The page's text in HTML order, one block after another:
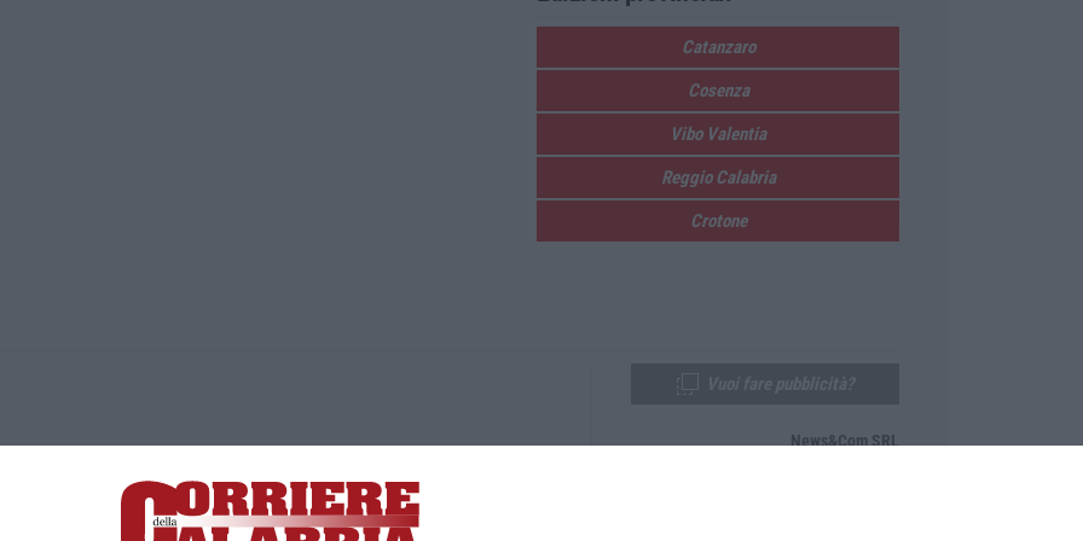
Catanzaro
Cosenza
Vibo Valentia
Reggio Calabria
Crotone
Lamezia Terme (CZ)
responsabile Paola Militano |Privacy
News&Com SRL